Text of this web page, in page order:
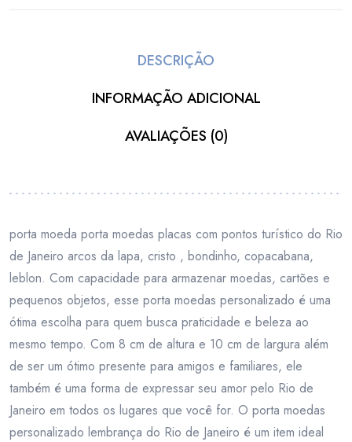
DESCRIÇÃO
INFORMAÇÃO ADICIONAL
AVALIAÇÕES (0)
porta moeda porta moedas placas com pontos turístico do Rio
de Janeiro arcos da lapa, cristo , bondinho, copacabana,
leblon. Com capacidade para armazenar moedas, cartões e
pequenos objetos, esse porta moedas personalizado é uma
ótima escolha para quem busca praticidade e beleza ao
mesmo tempo. Com 8 cm de altura e 10 cm de largura além
de ser um ótimo presente para amigos e familiares, ele
também é uma forma de expressar seu amor pelo Rio de
Janeiro em todos os lugares que você for. O porta moedas
personalizado lembrança do Rio de Janeiro é um item ideal